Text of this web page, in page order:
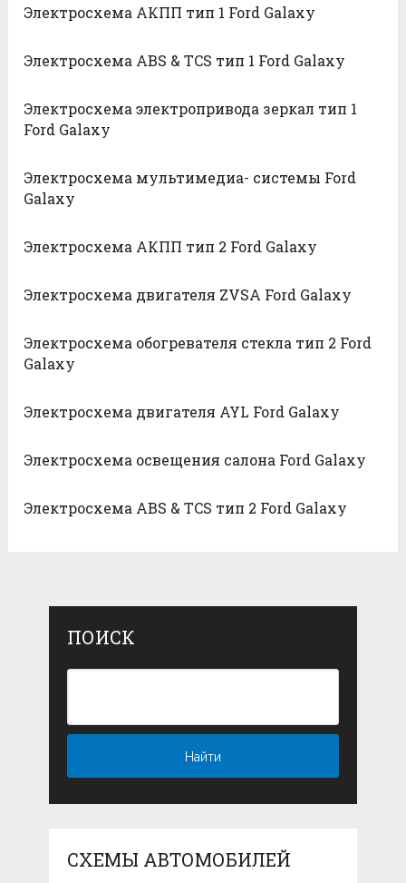
Электросхема АКПП тип 1 Ford Galaxy
Электросхема ABS & TCS тип 1 Ford Galaxy
Электросхема электропривода зеркал тип 1
Ford Galaxy
Электросхема мультимедиа- системы Ford
Galaxy
Электросхема АКПП тип 2 Ford Galaxy
Электросхема двигателя ZVSA Ford Galaxy
Электросхема обогревателя стекла тип 2 Ford
Galaxy
Электросхема двигателя AYL Ford Galaxy
Электросхема освещения салона Ford Galaxy
Электросхема ABS & TCS тип 2 Ford Galaxy
ПОИСК
СХЕМЫ АВТОМОБИЛЕЙ